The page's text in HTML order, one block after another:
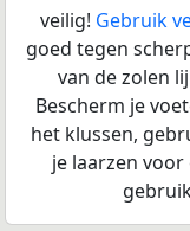
veilig! Gebruik
goed tegen
van de zolen
Bescherm je
het klussen,
je laarzen